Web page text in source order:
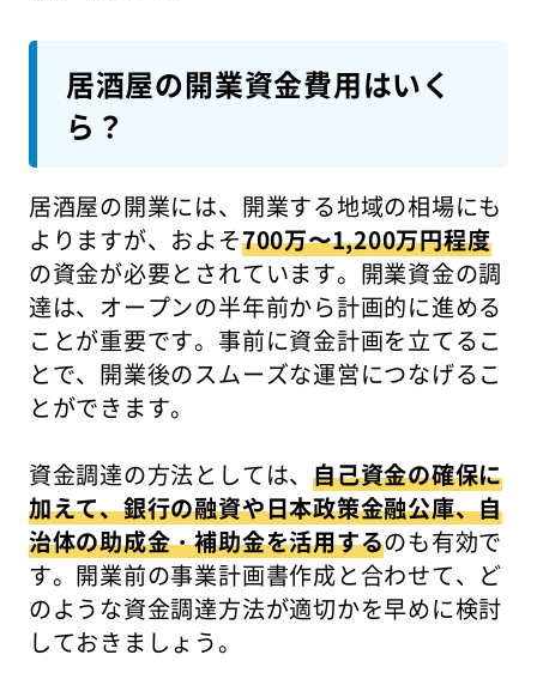
居酒屋の開業資金費用はいく
ら？
居酒屋の開業には、開業する地域の相場にも
よりますが、およそ700万〜1,200万円程度
の資金が必要とされています。開業資金の調
達は、オープンの半年前から計画的に進める
ことが重要です。事前に資金計画を立てるこ
とで、開業後のスムーズな運営につなげるこ
とができます。
資金調達の方法としては、自己資金の確保に
加えて、銀行の融資や日本政策金融公庫、自
治体の助成金・補助金を活用するのも有効で
す。開業前の事業計画書作成と合わせて、ど
のような資金調達方法が適切かを早めに検討
しておきましょう。